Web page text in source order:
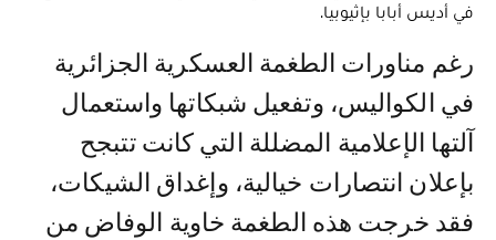
في أديس أبابا بإثيوبيا.
رغم مناورات الطغمة العسكرية الجزائرية
في الكواليس، وتفعيل شبكاتها واستعمال
آلتها الإعلامية المضللة التي كانت تتبجح
بإعلان انتصارات خيالية، وإغداق الشيكات،
فقد خرجت هذه الطغمة خاوية الوفاض من